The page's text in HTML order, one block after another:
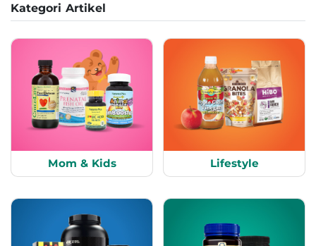
Kategori Artikel
Mom & Kids Lifestyle